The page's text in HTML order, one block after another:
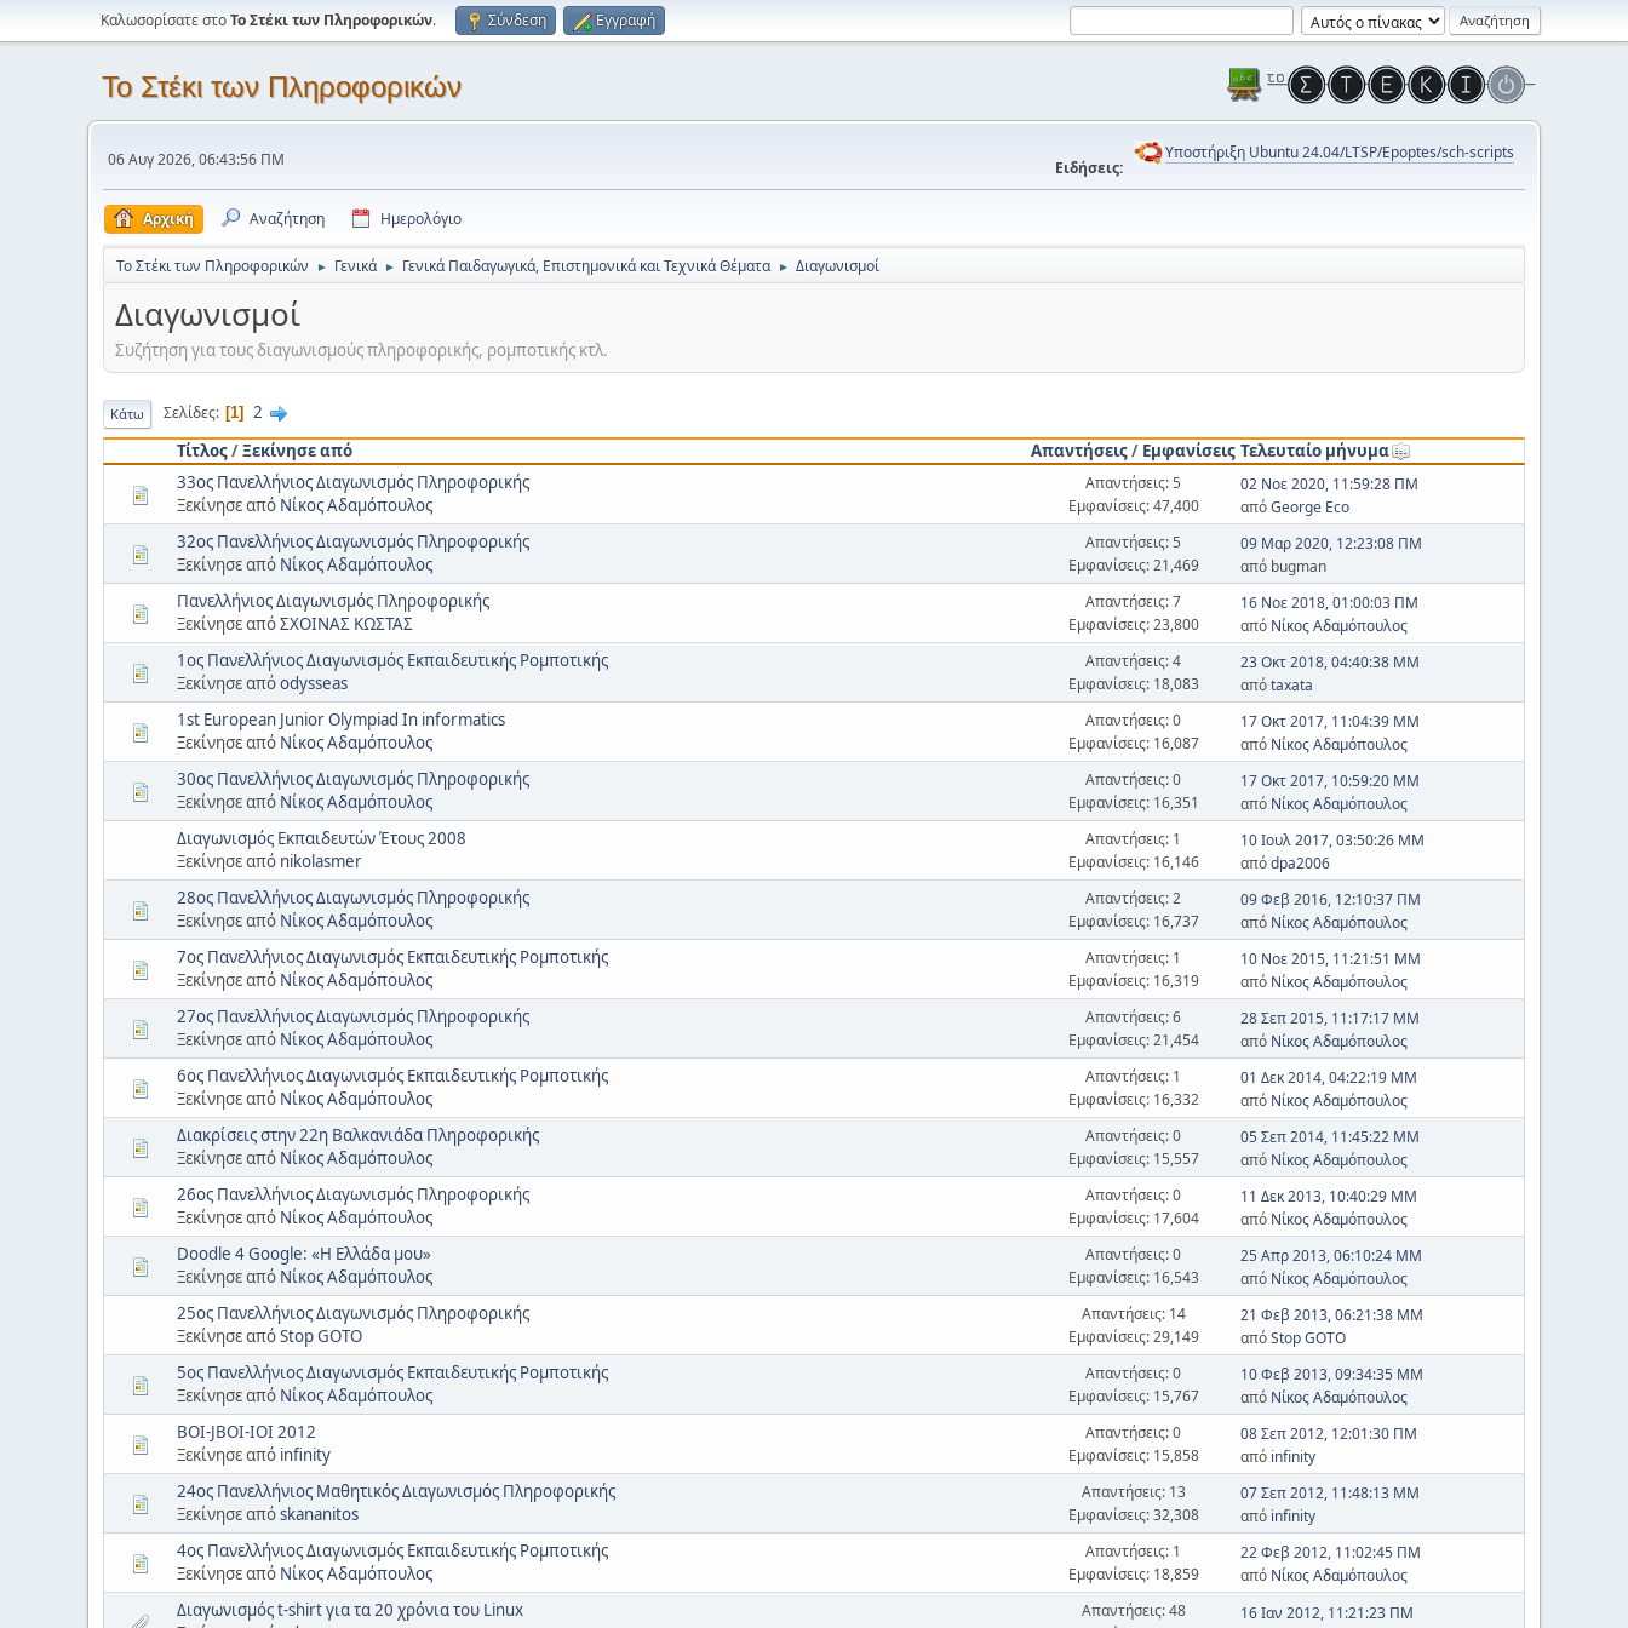
Καλωσορίσατε στοΤο Στέκι των Πληροφορικών. Σύνδεση Εγγραφή
Το Στέκι των Πληροφορικών
06 Αυγ 2026, 06:43:56 ΠΜ Ειδήσεις:
Υποστήριξη Ubuntu 24.04/LTSP/Epoptes/sch-scripts
Αρχική Αναζήτηση Ημερολόγιο
Το Στέκι των Πληροφορικών ► Γενικά ► Γενικά Παιδαγωγικά, Επιστημονικά και Τεχνικά Θέματα ► Διαγωνισμοί
Διαγωνισμοί
Συζήτηση για τους διαγωνισμούς πληροφορικής, ρομποτικής κτλ.
Κάτω Σελίδες 1
2
Τίτλος/Ξεκίνησε από Απαντήσεις/ Εμφανίσεις Τελευταίο μήνυμα
33ος Πανελλήνιος Διαγωνισμός Πληροφορικής
Ξεκίνησε από Νίκος Αδαμόπουλος
Απαντήσεις: 5
Εμφανίσεις: 47,400
02 Νοε 2020, 11:59:28 ΠΜ
απόGeorge Eco
32ος Πανελλήνιος Διαγωνισμός Πληροφορικής
Ξεκίνησε από Νίκος Αδαμόπουλος
Απαντήσεις: 5
Εμφανίσεις: 21,469
09 Μαρ 2020, 12:23:08 ΠΜ
από bugman
Πανελλήνιος Διαγωνισμός Πληροφορικής
Ξεκίνησε απόΣΧΟΙΝΑΣ ΚΩΣΤΑΣ
Απαντήσεις: 7
Εμφανίσεις: 23,800
16 Νοε 2018, 01:00:03 ΠΜ
από Νίκος Αδαμόπουλος
1ος Πανελλήνιος Διαγωνισμός Εκπαιδευτικής Ρομποτικής
Ξεκίνησε απόodysseas
Απαντήσεις: 4
Εμφανίσεις: 18,083
23 Οκτ 2018, 04:40:38 ΜΜ
απόtaxata
1st European Junior Olympiad In informatics
Ξεκίνησε από Νίκος Αδαμόπουλος
Απαντήσεις: 0
Εμφανίσεις: 16,087
17 Οκτ 2017, 11:04:39 ΜΜ
από Νίκος Αδαμόπουλος
30ος Πανελλήνιος Διαγωνισμός Πληροφορικής
Ξεκίνησε από Νίκος Αδαμόπουλος
Απαντήσεις: 0
Εμφανίσεις: 16,351
17 Οκτ 2017, 10:59:20 ΜΜ
από Νίκος Αδαμόπουλος
Διαγωνισμός Εκπαιδευτών Έτους 2008
Ξεκίνησε από nikolasmer
Απαντήσεις: 1
Εμφανίσεις: 16,146
10 Ιουλ 2017, 03:50:26 ΜΜ
απόdpa2006
28ος Πανελλήνιος Διαγωνισμός Πληροφορικής
Ξεκίνησε από Νίκος Αδαμόπουλος
Απαντήσεις: 2
Εμφανίσεις: 16,737
09 Φεβ 2016, 12:10:37 ΠΜ
από Νίκος Αδαμόπουλος
7ος Πανελλήνιος Διαγωνισμός Εκπαιδευτικής Ρομποτικής
Ξεκίνησε από Νίκος Αδαμόπουλος
Απαντήσεις: 1
Εμφανίσεις: 16,319
10 Νοε 2015, 11:21:51 ΜΜ
από Νίκος Αδαμόπουλος
27ος Πανελλήνιος Διαγωνισμός Πληροφορικής
Ξεκίνησε από Νίκος Αδαμόπουλος
Απαντήσεις: 6
Εμφανίσεις: 21,454
28 Σεπ 2015, 11:17:17 ΜΜ
από Νίκος Αδαμόπουλος
6ος Πανελλήνιος Διαγωνισμός Εκπαιδευτικής Ρομποτικής
Ξεκίνησε από Νίκος Αδαμόπουλος
Απαντήσεις: 1
Εμφανίσεις: 16,332
01 Δεκ 2014, 04:22:19 ΜΜ
από Νίκος Αδαμόπουλος
Διακρίσεις στην 22η Βαλκανιάδα Πληροφορικής
Ξεκίνησε από Νίκος Αδαμόπουλος
Απαντήσεις: 0
Εμφανίσεις: 15,557
05 Σεπ 2014, 11:45:22 ΜΜ
από Νίκος Αδαμόπουλος
26ος Πανελλήνιος Διαγωνισμός Πληροφορικής
Ξεκίνησε από Νίκος Αδαμόπουλος
Απαντήσεις: 0
Εμφανίσεις: 17,604
11 Δεκ 2013, 10:40:29 ΜΜ
από Νίκος Αδαμόπουλος
Doodle 4 Google: «Η Ελλάδα μου»
Ξεκίνησε από Νίκος Αδαμόπουλος
Απαντήσεις: 0
Εμφανίσεις: 16,543
25 Απρ 2013, 06:10:24 ΜΜ
από Νίκος Αδαμόπουλος
25ος Πανελλήνιος Διαγωνισμός Πληροφορικής
Ξεκίνησε απόStop GOTO
Απαντήσεις: 14
Εμφανίσεις: 29,149
21 Φεβ 2013, 06:21:38 ΜΜ
απόStop GOTO
5ος Πανελλήνιος Διαγωνισμός Εκπαιδευτικής Ρομποτικής
Ξεκίνησε από Νίκος Αδαμόπουλος
Απαντήσεις: 0
Εμφανίσεις: 15,767
10 Φεβ 2013, 09:34:35 ΜΜ
από Νίκος Αδαμόπουλος
BOI-JBOI-IOI 2012
Ξεκίνησε από infinity
Απαντήσεις: 0
Εμφανίσεις: 15,858
08 Σεπ 2012, 12:01:30 ΠΜ
από infinity
24ος Πανελλήνιος Μαθητικός Διαγωνισμός Πληροφορικής
Ξεκίνησε απόskananitos
Απαντήσεις: 13
Εμφανίσεις: 32,308
07 Σεπ 2012, 11:48:13 ΜΜ
από infinity
4ος Πανελλήνιος Διαγωνισμός Εκπαιδευτικής Ρομποτικής
Ξεκίνησε από Νίκος Αδαμόπουλος
Απαντήσεις: 1
Εμφανίσεις: 18,859
22 Φεβ 2012, 11:02:45 ΠΜ
από Νίκος Αδαμόπουλος
Διαγωνισμός t-shirt για τα 20 χρόνια του Linux
Απαντήσεις: 48
16 Ιαν 2012, 11:21:23 ΠΜ